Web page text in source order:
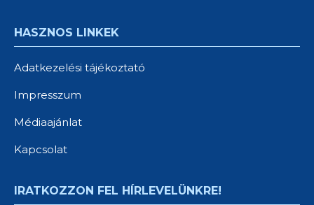
HASZNOS LINKEK
Adatkezelési tájékoztató
Impresszum
Médiaajánlat
Kapcsolat
IRATKOZZON FEL HÍRLEVELÜNKRE!